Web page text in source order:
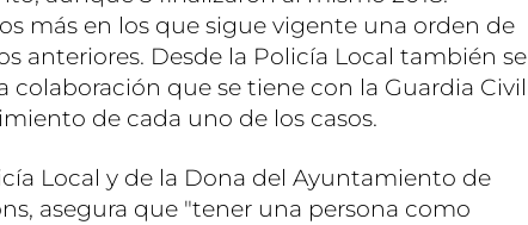
más en los que sigue vigente una orden de
anteriores. Desde la Policía Local también se
colaboración que se tiene con la Guardia Civil
de cada uno de los casos.
Local y de la Dona del Ayuntamiento de
asegura que "tener una persona como